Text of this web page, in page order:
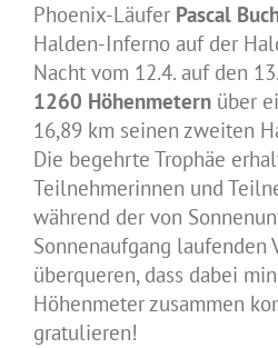
Phoenix-Läufer Pascal
Halden-Inferno auf der
Nacht vom 12.4. auf den
1260 Höhenmetern über
16,89 km seinen zweiten
Die begehrte Trophäe
Teilnehmerinnen und
während der von
Sonnenaufgang laufenden
überqueren, dass dabei
Höhenmeter zusammen
gratulieren!